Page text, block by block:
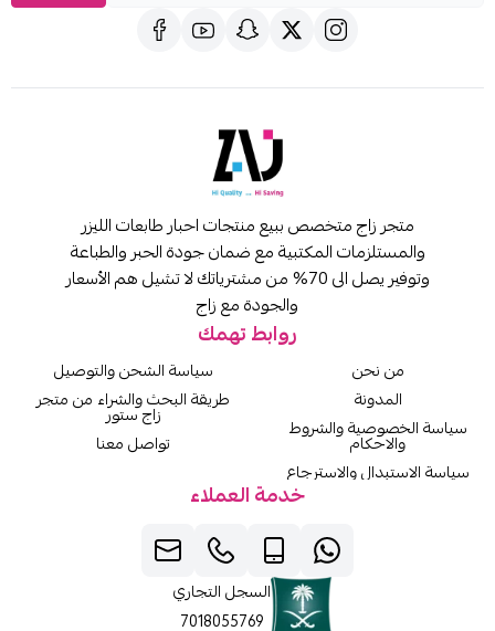
متجر زاج متخصص ببيع منتجات احبار طابعات الليزر
والمستلزمات المكتبية مع ضمان جودة الحبر والطباعة
وتوفير يصل الى 70% من مشترياتك لا تشيل هم الأسعار
والجودة مع زاج
روابط تهمك
من نحن
المدونة
سياسة الخصوصية والشروط
والاحكام
سياسة الاستبدال والاسترجاع
سياسة الشحن والتوصيل
طريقة البحث والشراء من متجر
زاج ستور
تواصل معنا
خدمة العملاء
السجل التجاري
7018055769